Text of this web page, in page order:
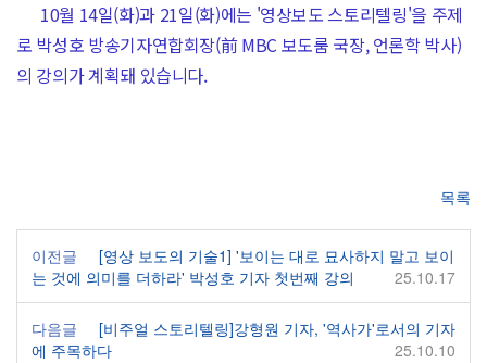
10월 14일(화)과 21일(화)에는 '영상보도 스토리텔링'을 주제
로 박성호 방송기자연합회장(前 MBC 보도룸 국장, 언론학 박사)
의 강의가 계획돼 있습니다.
목록
이전글
[영상 보도의 기술1] '보이는 대로 묘사하지 말고 보이
는 것에 의미를 더하라' 박성호 기자 첫번째 강의
25.10.17
다음글
[비주얼 스토리텔링]강형원 기자, '역사가'로서의 기자
에 주목하다
25.10.10